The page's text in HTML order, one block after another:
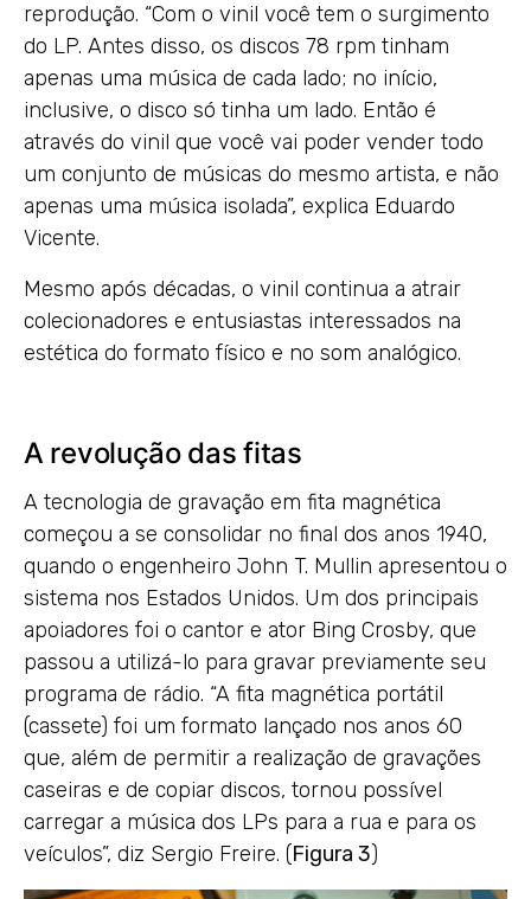
reprodução. “Com o vinil você tem o surgimento
do LP. Antes disso, os discos 78 rpm tinham
apenas uma música de cada lado; no início,
inclusive, o disco só tinha um lado. Então é
através do vinil que você vai poder vender todo
um conjunto de músicas do mesmo artista, e não
apenas uma música isolada”, explica Eduardo
Vicente.
Mesmo após décadas, o vinil continua a atrair
colecionadores e entusiastas interessados na
estética do formato físico e no som analógico.
A revolução das fitas
A tecnologia de gravação em fita magnética
começou a se consolidar no final dos anos 1940,
quando o engenheiro John T. Mullin apresentou o
sistema nos Estados Unidos. Um dos principais
apoiadores foi o cantor e ator Bing Crosby, que
passou a utilizá-lo para gravar previamente seu
programa de rádio. “A fita magnética portátil
(cassete) foi um formato lançado nos anos 60
que, além de permitir a realização de gravações
caseiras e de copiar discos, tornou possível
carregar a música dos LPs para a rua e para os
veículos”, diz Sergio Freire. (Figura 3)